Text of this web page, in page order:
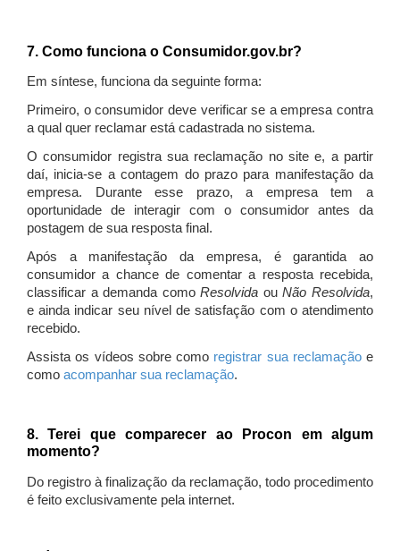
7. Como funciona o Consumidor.gov.br?
Em síntese, funciona da seguinte forma:
Primeiro, o consumidor deve verificar se a empresa contra
a qual quer reclamar está cadastrada no sistema.
O consumidor registra sua reclamação no site e, a partir
daí, inicia-se a contagem do prazo para manifestação da
empresa. Durante esse prazo, a empresa tem a
oportunidade de interagir com o consumidor antes da
postagem de sua resposta final.
Após a manifestação da empresa, é garantida ao
consumidor a chance de comentar a resposta recebida,
classificar a demanda comoResolvida ouNão Resolvida,
e ainda indicar seu nível de satisfação com o atendimento
recebido.
Assista os vídeos sobre como registrar sua reclamaçãoe
como acompanhar sua reclamação.
8. Terei que comparecer ao Procon em algum
momento?
Do registro à finalização da reclamação, todo procedimento
é feito exclusivamente pela internet.